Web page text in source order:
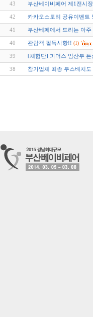
43 부산베이비페어 제1전시
42 카카오스토리 공유이벤트
41 부산베페에서 드리는 아
40 관람객 필독사항!! (1)
39 [체험단] 파머스 임산부
38 참가업체 최종 부스배치도